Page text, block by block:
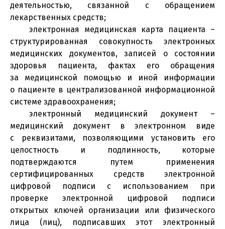
деятельностью, связанной с обращением
лекарственных средств;
электронная медицинская карта пациента –
структурированная совокупность электронных
медицинских документов, записей о состоянии
здоровья пациента, фактах его обращения
за медицинской помощью и иной информации
о пациенте в централизованной информационной
системе здравоохранения;
электронный медицинский документ –
медицинский документ в электронном виде
с реквизитами, позволяющими установить его
целостность и подлинность, которые
подтверждаются путем применения
сертифицированных средств электронной
цифровой подписи с использованием при
проверке электронной цифровой подписи
открытых ключей организации или физического
лица (лиц), подписавших этот электронный